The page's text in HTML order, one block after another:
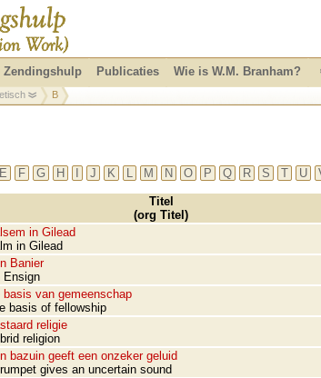
E F G H I J K L M N O P Q R S T U
Titel
(org Titel)
in Gilead
in Gilead
Banier
Ensign
basis van gemeenschap
basis of fellowship
religie
religion
bazuin geeft een onzeker geluid
gives an uncertain sound
Zendingshulp Publicaties Wie is W.M. Branham?
B